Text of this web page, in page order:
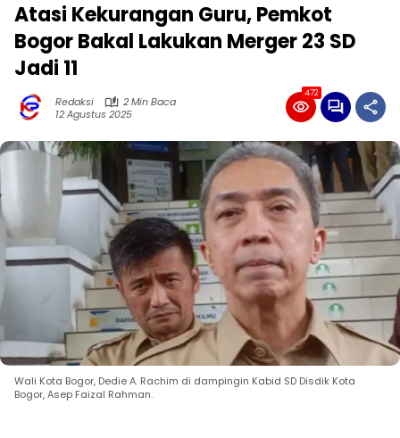
Atasi Kekurangan Guru, Pemkot
Bogor Bakal Lakukan Merger 23 SD
Jadi 11
Redaksi
2 Min Baca
12 Agustus 2025
472
Wali Kota Bogor, Dedie A. Rachim di dampingin Kabid SD Disdik Kota
Bogor, Asep Faizal Rahman.